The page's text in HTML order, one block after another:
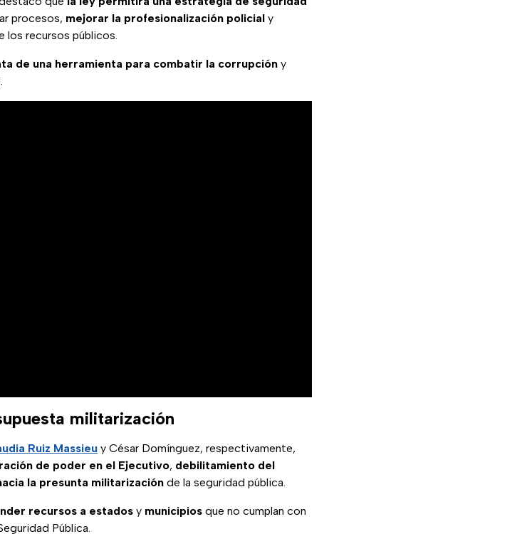
procesos, mejorar la profesionalización policial y
los recursos públicos.
de una herramienta para combatir la corrupción y
militarización
Ruiz Massieu y César Domínguez, respectivamente,
de poder en el Ejecutivo, debilitamiento del
la presunta militarización de la seguridad pública.
recursos a estados y municipios que no cumplan con
Pública.